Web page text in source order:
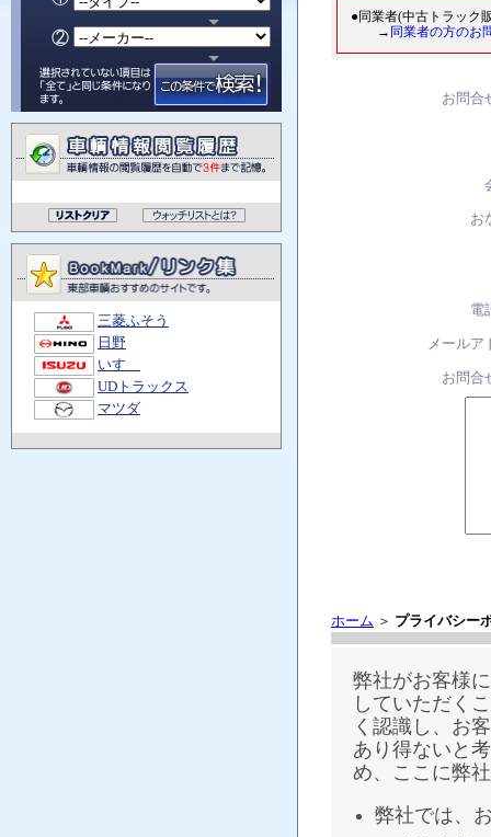
●同業者(中古トラック
→ 同業者の方のお
お問合
お
電
メールア
お問合
ホーム ＞ プライバシー
弊社がお客様
していただく
く認識し、お
あり得ないと
め、ここに弊
弊社では、
三菱ふそう
日野
いすゞ
UDトラックス
マツダ